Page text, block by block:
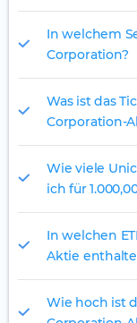
In welchem
Corporation?
Was ist das
Corporation-
Wie viele
ich für
In welchen
Aktie
Wie hoch ist